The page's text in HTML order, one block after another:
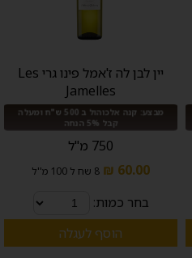
יין לבן לה ז'אמל פינו גרי Les
Jamelles
מבצע: קנה אלכוהול ב 500 ש"ח ומעלה
קבל 5% הנחה
750 מ"ל
60.00 ₪
8 שח ל 100 מ''ל
בחר כמות:
הוסף לעגלה